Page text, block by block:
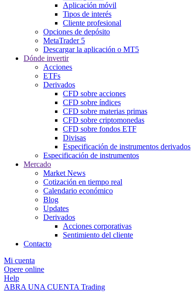
Aplicación móvil
Tipos de interés
Cliente profesional
Opciones de depósito
MetaTrader 5
Descargar la aplicación o MT5
Dónde invertir
Acciones
ETFs
Derivados
CFD sobre acciones
CFD sobre índices
CFD sobre materias primas
CFD sobre criptomonedas
CFD sobre fondos ETF
Divisas
Especificación de instrumentos derivados
Especificación de instrumentos
Mercado
Market News
Cotización en tiempo real
Calendario económico
Blog
Updates
Derivados
Acciones corporativas
Sentimiento del cliente
Contacto
Mi cuenta
Opere online
Help
ABRA UNA CUENTA Trading